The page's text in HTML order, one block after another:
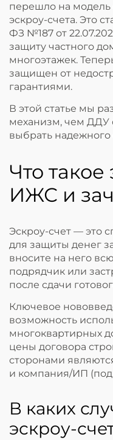
перешло на
эскроу-счета. Это
ФЗ №187 от
защиту частного
многоэтажек.
защищен от
гарантиями.
В этой статье мы
механизм, чем ДДУ
выбрать надежного
Что такое
ИЖС и
Эскроу-счет — это
для защиты денег
вносите на него
подрядчик или
после сдачи
Ключевое
возможность
многоквартирных
цены договора
сторонами
и компания/ИП
В каких
эскроу-